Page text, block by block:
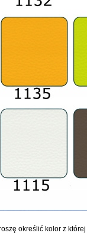
określić kolor z